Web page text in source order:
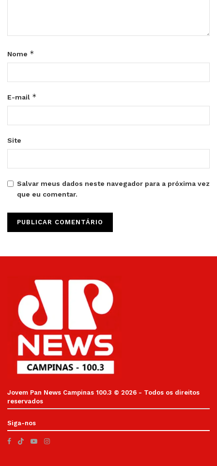
Nome *
E-mail *
Site
Salvar meus dados neste navegador para a próxima vez
que eu comentar.
Jovem Pan News Campinas 100.3 © 2026 - Todos os direitos
reservados
Siga-nos